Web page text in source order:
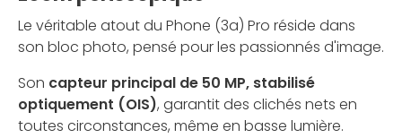
Le véritable atout du Phone (3a) Pro réside dans
son bloc photo, pensé pour les passionnés d'image.
Son capteur principal de 50 MP, stabilisé
optiquement (OIS), garantit des clichés nets en
toutes circonstances, même en basse lumière.